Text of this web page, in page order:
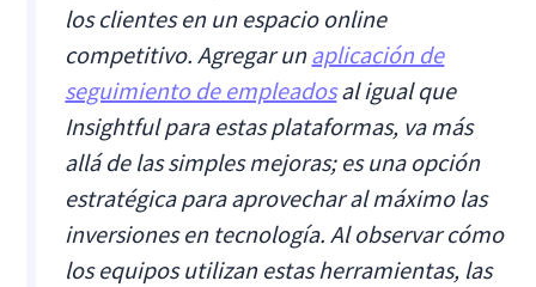
los clientes en un espacio online
competitivo. Agregar unaplicación de
seguimiento de empleadosal igual que
Insightful para estas plataformas, va más
allá de las simples mejoras; es una opción
estratégica para aprovechar al máximo las
inversiones en tecnología. Al observar cómo
los equipos utilizan estas herramientas, las